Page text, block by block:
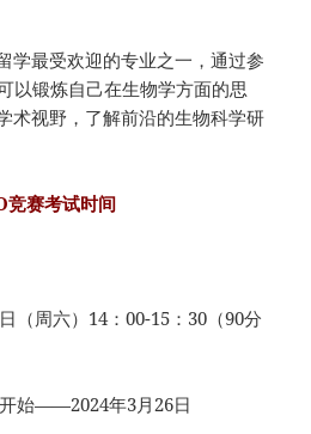
学最受欢迎的专业之一，通过参
以锻炼自己在生物学方面的思
术视野，了解前沿的生物科学研
竞赛考试时间
（周六）14：00-15：30（90分
始——2024年3月26日